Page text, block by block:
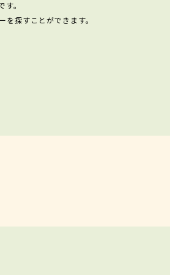
。
探すことができます。